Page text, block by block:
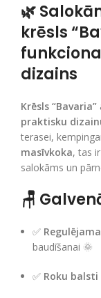
🌿
krēsls
dizains
Krēsls “Bavaria”
praktisku
terasei,
masīvkoka, tas
salokāms un
🪑
✅
baudīšanai 🌞
✅ Roku balsti